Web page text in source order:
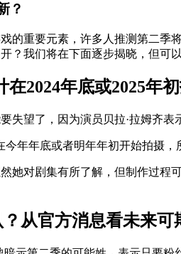
？
的重要元素，许多人推测第二
？我们将在下面逐步揭晓，但可
在2024年底或2025年
失望了，因为演员贝拉·拉姆齐
年年底或者明年年初开始拍摄，
她对剧集有所了解，但制作过程
从官方消息看未来可